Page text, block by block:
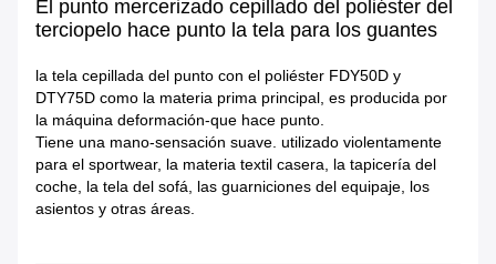
El punto mercerizado cepillado del poliéster del
terciopelo hace punto la tela para los guantes
la tela cepillada del punto con el poliéster FDY50D y
DTY75D como la materia prima principal, es producida por
la máquina deformación-que hace punto.
Tiene una mano-sensación suave. utilizado violentamente
para el sportwear, la materia textil casera, la tapicería del
coche, la tela del sofá, las guarniciones del equipaje, los
asientos y otras áreas.